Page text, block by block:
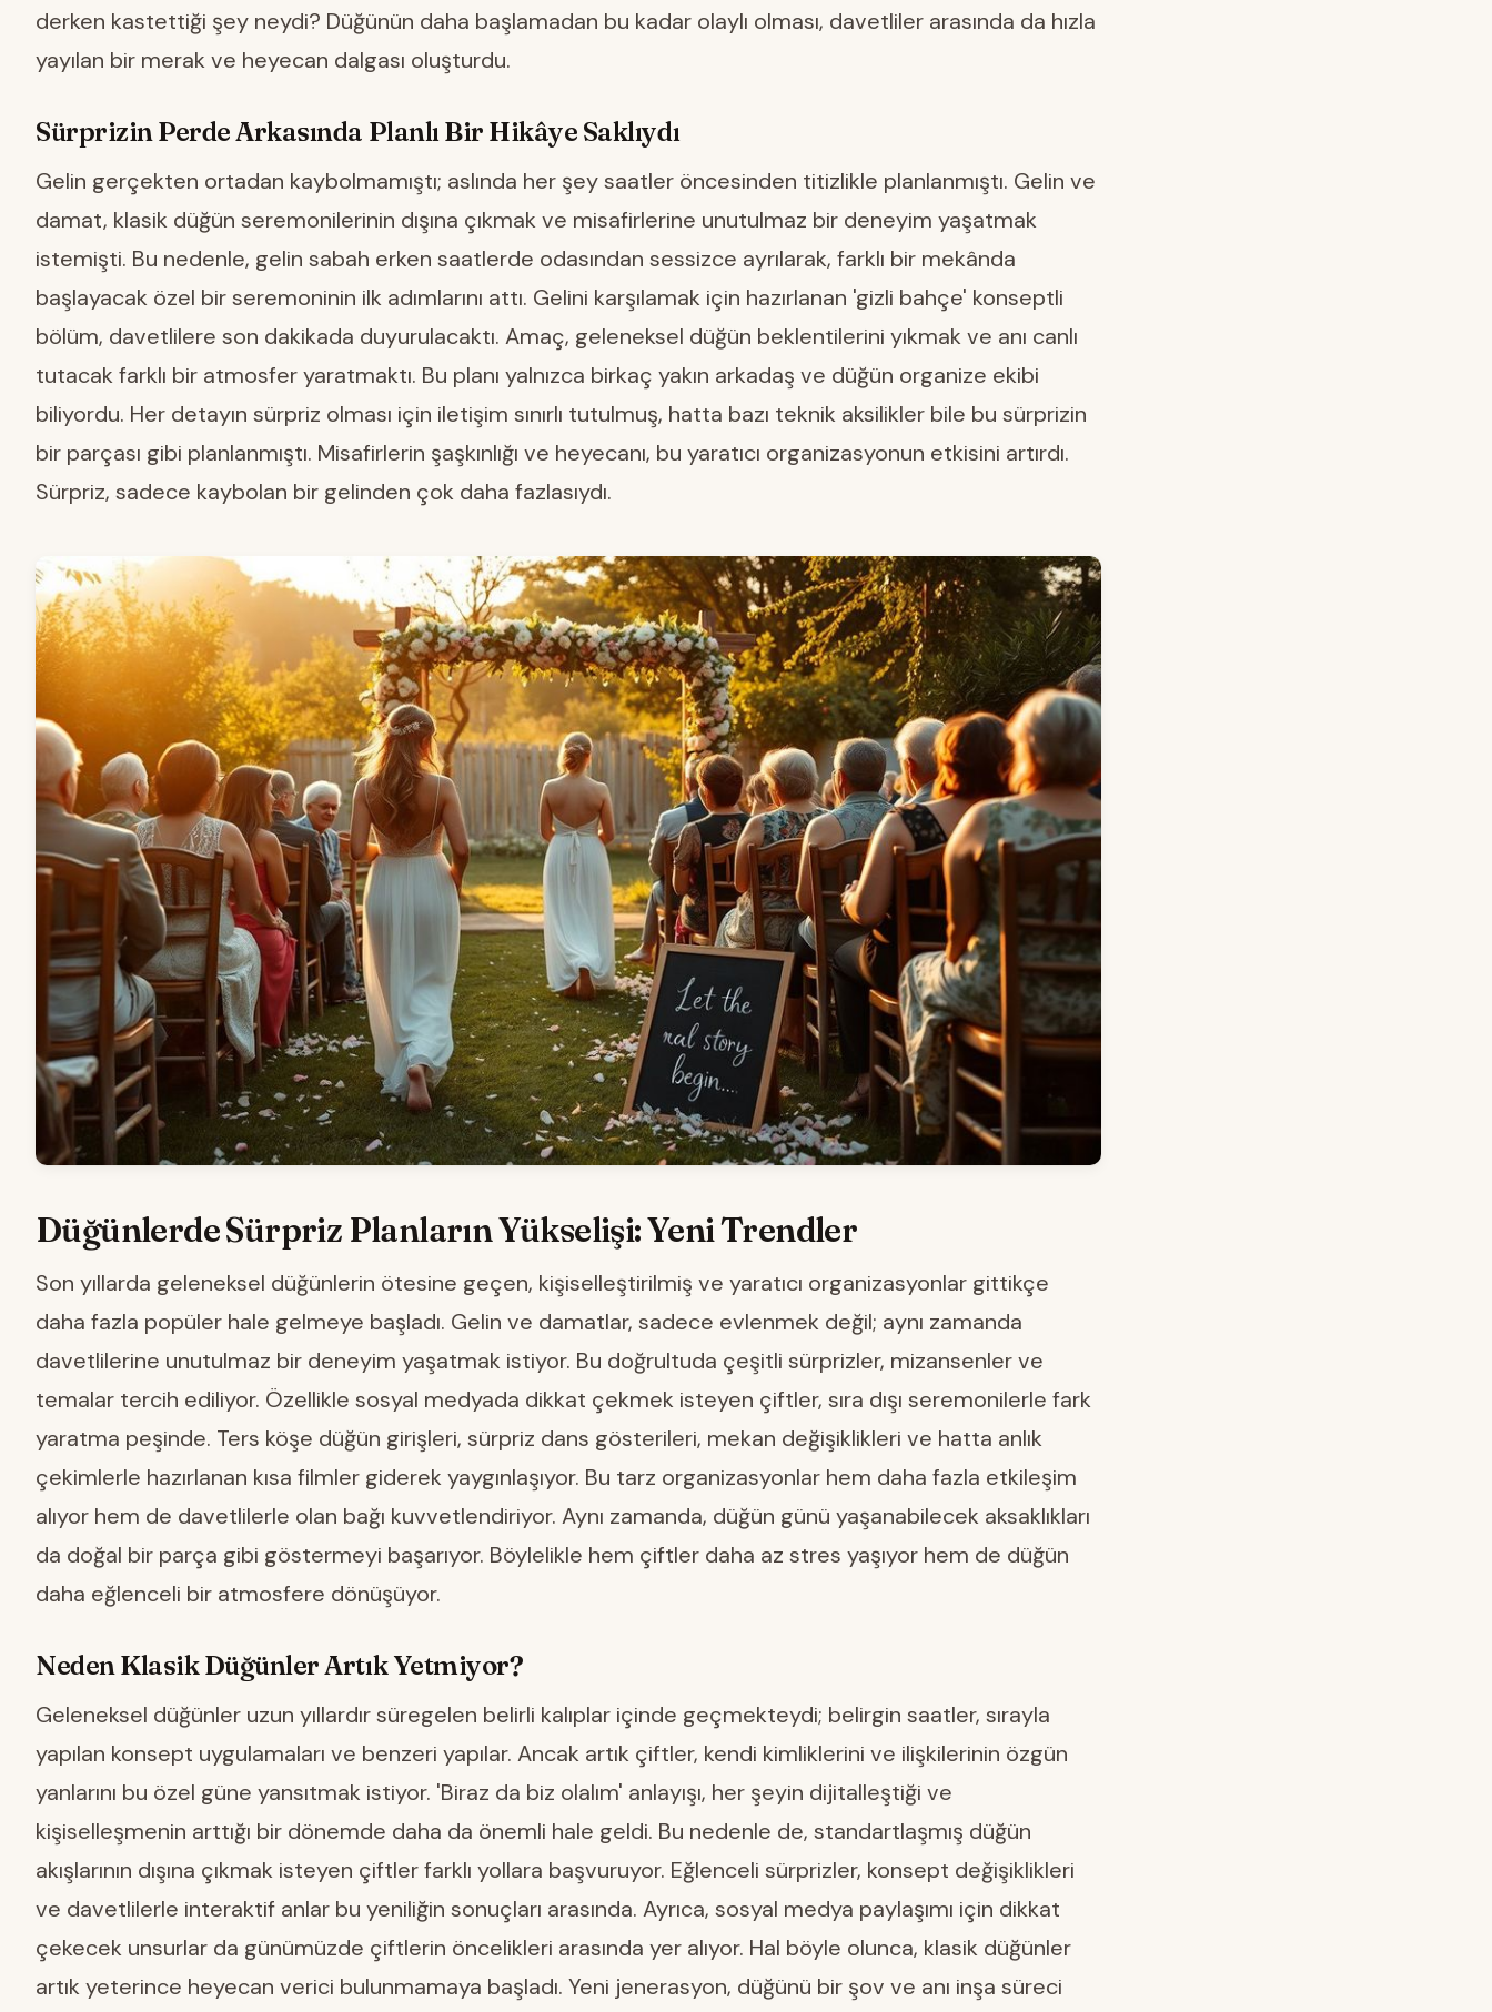
derken kastettiği şey neydi? Düğünün daha başlamadan bu kadar olaylı olması, davetliler arasında da hızla
yayılan bir merak ve heyecan dalgası oluşturdu.
Sürprizin Perde Arkasında Planlı Bir Hikâye Saklıydı
Gelin gerçekten ortadan kaybolmamıştı; aslında her şey saatler öncesinden titizlikle planlanmıştı. Gelin ve
damat, klasik düğün seremonilerinin dışına çıkmak ve misafirlerine unutulmaz bir deneyim yaşatmak
istemişti. Bu nedenle, gelin sabah erken saatlerde odasından sessizce ayrılarak, farklı bir mekânda
başlayacak özel bir seremoninin ilk adımlarını attı. Gelini karşılamak için hazırlanan 'gizli bahçe' konseptli
bölüm, davetlilere son dakikada duyurulacaktı. Amaç, geleneksel düğün beklentilerini yıkmak ve anı canlı
tutacak farklı bir atmosfer yaratmaktı. Bu planı yalnızca birkaç yakın arkadaş ve düğün organize ekibi
biliyordu. Her detayın sürpriz olması için iletişim sınırlı tutulmuş, hatta bazı teknik aksilikler bile bu sürprizin
bir parçası gibi planlanmıştı. Misafirlerin şaşkınlığı ve heyecanı, bu yaratıcı organizasyonun etkisini artırdı.
Sürpriz, sadece kaybolan bir gelinden çok daha fazlasıydı.
Düğünlerde Sürpriz Planların Yükselişi: Yeni Trendler
Son yıllarda geleneksel düğünlerin ötesine geçen, kişiselleştirilmiş ve yaratıcı organizasyonlar gittikçe
daha fazla popüler hale gelmeye başladı. Gelin ve damatlar, sadece evlenmek değil; aynı zamanda
davetlilerine unutulmaz bir deneyim yaşatmak istiyor. Bu doğrultuda çeşitli sürprizler, mizansenler ve
temalar tercih ediliyor. Özellikle sosyal medyada dikkat çekmek isteyen çiftler, sıra dışı seremonilerle fark
yaratma peşinde. Ters köşe düğün girişleri, sürpriz dans gösterileri, mekan değişiklikleri ve hatta anlık
çekimlerle hazırlanan kısa filmler giderek yaygınlaşıyor. Bu tarz organizasyonlar hem daha fazla etkileşim
alıyor hem de davetlilerle olan bağı kuvvetlendiriyor. Aynı zamanda, düğün günü yaşanabilecek aksaklıkları
da doğal bir parça gibi göstermeyi başarıyor. Böylelikle hem çiftler daha az stres yaşıyor hem de düğün
daha eğlenceli bir atmosfere dönüşüyor.
Neden Klasik Düğünler Artık Yetmiyor?
Geleneksel düğünler uzun yıllardır süregelen belirli kalıplar içinde geçmekteydi; belirgin saatler, sırayla
yapılan konsept uygulamaları ve benzeri yapılar. Ancak artık çiftler, kendi kimliklerini ve ilişkilerinin özgün
yanlarını bu özel güne yansıtmak istiyor. 'Biraz da biz olalım' anlayışı, her şeyin dijitalleştiği ve
kişiselleşmenin arttığı bir dönemde daha da önemli hale geldi. Bu nedenle de, standartlaşmış düğün
akışlarının dışına çıkmak isteyen çiftler farklı yollara başvuruyor. Eğlenceli sürprizler, konsept değişiklikleri
ve davetlilerle interaktif anlar bu yeniliğin sonuçları arasında. Ayrıca, sosyal medya paylaşımı için dikkat
çekecek unsurlar da günümüzde çiftlerin öncelikleri arasında yer alıyor. Hal böyle olunca, klasik düğünler
artık yeterince heyecan verici bulunmamaya başladı. Yeni jenerasyon, düğünü bir şov ve anı inşa süreci